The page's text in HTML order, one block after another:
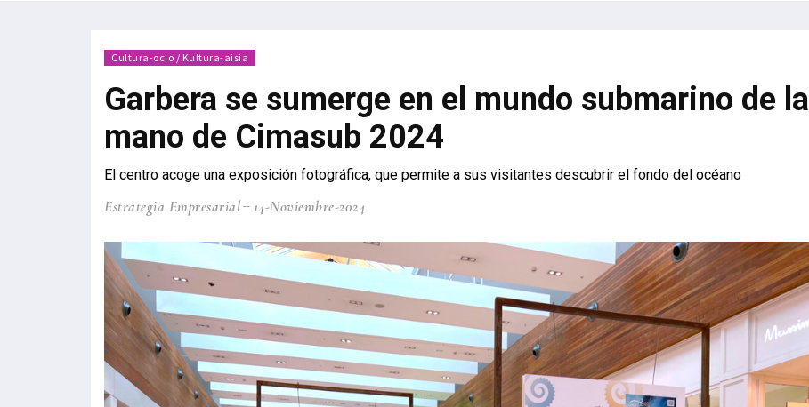
Cultura-ocio / Kultura-aisia
Garbera se sumerge en el mundo submarino de la
mano de Cimasub 2024
El centro acoge una exposición fotográfica, que permite a sus visitantes descubrir el fondo del océano
Estrategia Empresarial 14-Noviembre-2024